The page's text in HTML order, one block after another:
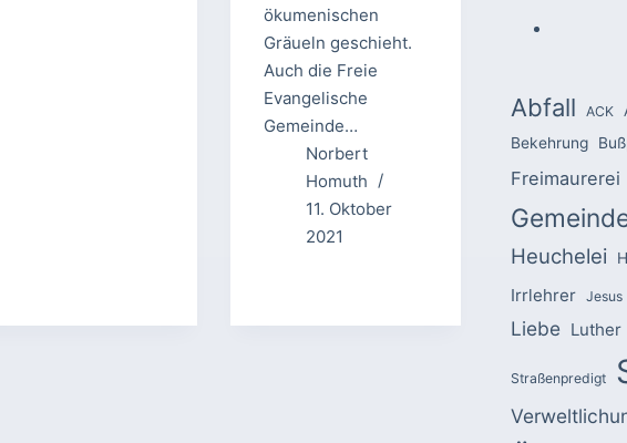
ökumenischen
Gräueln geschieht.
Auch die Freie
Evangelische
Gemeinde…
Norbert
Homuth
11. Oktober
2021
Abfall ACK
Bekehrung
Freimaurerei
Heuchelei
Irrlehrer Jesus
Liebe Luther
Straßenpredigt